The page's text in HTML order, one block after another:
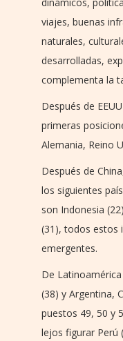
viajes, buenas
naturales,
desarrolladas,
complementa la
Después de
primeras
Alemania, Reino
Después de
los siguientes
son Indonesia
(31), todos estos
emergentes.
De
(38) y Argentina,
puestos 49, 50 y
lejos figurar Perú